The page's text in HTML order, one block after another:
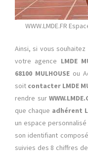
WWW.LMDE.FR
Ainsi, si vous
votre agence LMDE
68100 MULHOUSE ou
soit contacter LMDE
rendre sur
que chaque adhérent
un espace
son identifiant
suivies des 8 chiffres